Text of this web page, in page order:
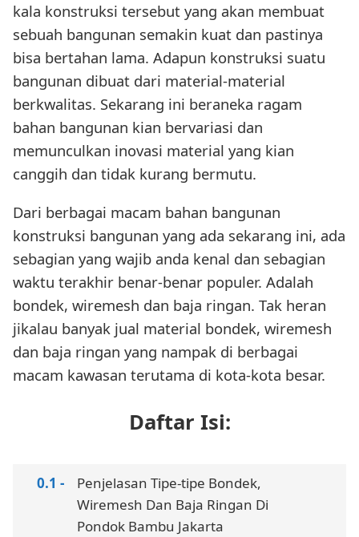
kala konstruksi tersebut yang akan membuat
sebuah bangunan semakin kuat dan pastinya
bisa bertahan lama. Adapun konstruksi suatu
bangunan dibuat dari material-material
berkwalitas. Sekarang ini beraneka ragam
bahan bangunan kian bervariasi dan
memunculkan inovasi material yang kian
canggih dan tidak kurang bermutu.
Dari berbagai macam bahan bangunan
konstruksi bangunan yang ada sekarang ini, ada
sebagian yang wajib anda kenal dan sebagian
waktu terakhir benar-benar populer. Adalah
bondek, wiremesh dan baja ringan. Tak heran
jikalau banyak jual material bondek, wiremesh
dan baja ringan yang nampak di berbagai
macam kawasan terutama di kota-kota besar.
Daftar Isi:
Penjelasan Tipe-tipe Bondek,
Wiremesh Dan Baja Ringan Di
Pondok Bambu Jakarta